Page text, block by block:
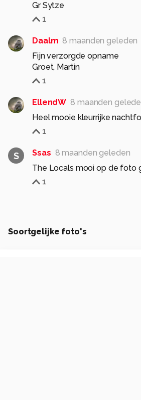
Gr Sytze
1
Daalm 8 maanden geleden
Fijn verzorgde opname
Groet, Martin
1
EllendW 8 maanden
1
S Ssas 8 maanden geleden
The Locals mooi op de foto
1
Soortgelijke foto's